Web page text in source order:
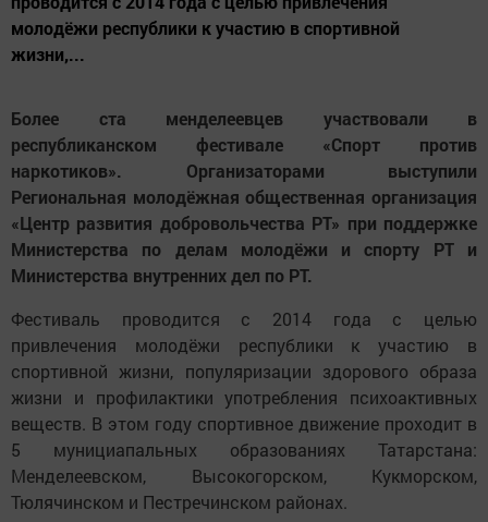
молодёжи республики к участию в спортивной
жизни,...
Более ста менделеевцев участвовали в
республиканском фестивале «Спорт против
наркотиков». Организаторами выступили
Региональная молодёжная общественная организация
«Центр развития добровольчества РТ» при поддержке
Министерства по делам молодёжи и спорту РТ и
Министерства внутренних дел по РТ.
Фестиваль проводится с 2014 года с целью
привлечения молодёжи республики к участию в
спортивной жизни, популяризации здорового образа
жизни и профилактики употребления психоактивных
веществ. В этом году спортивное движение проходит в
5 мунициапальных образованиях Татарстана:
Менделеевском, Высокогорском, Кукморском,
Тюлячинском и Пестречинском районах.